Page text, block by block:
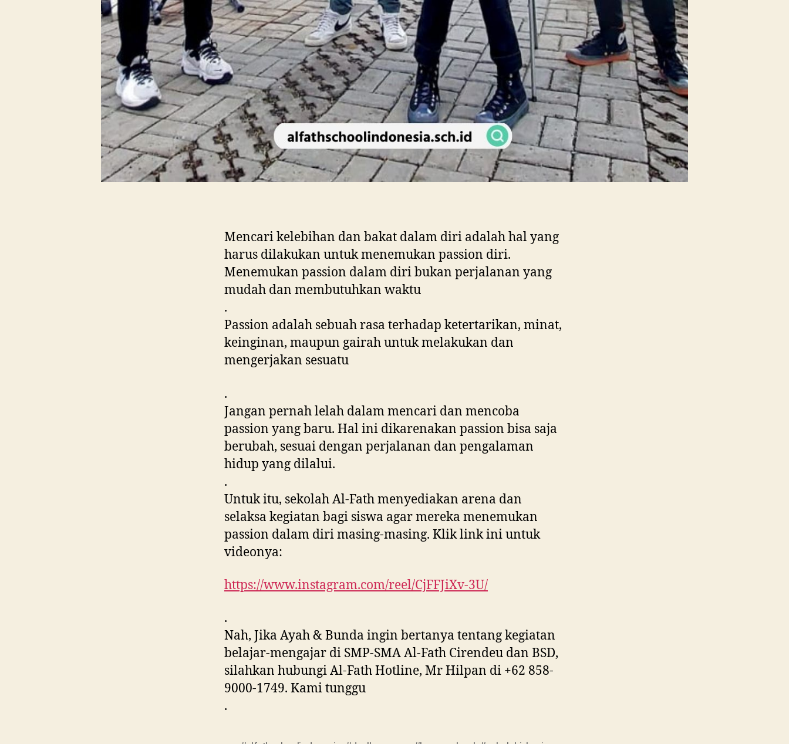
Mencari kelebihan dan bakat dalam diri adalah hal yang
harus dilakukan untuk menemukan passion diri.
Menemukan passion dalam diri bukan perjalanan yang
mudah dan membutuhkan waktu
.
Passion adalah sebuah rasa terhadap ketertarikan, minat,
keinginan, maupun gairah untuk melakukan dan
mengerjakan sesuatu
.
Jangan pernah lelah dalam mencari dan mencoba
passion yang baru. Hal ini dikarenakan passion bisa saja
berubah, sesuai dengan perjalanan dan pengalaman
hidup yang dilalui.
.
Untuk itu, sekolah Al-Fath menyediakan arena dan
selaksa kegiatan bagi siswa agar mereka menemukan
passion dalam diri masing-masing. Klik link ini untuk
videonya:
https://www.instagram.com/reel/CjFFJiXv-3U/
.
Nah, Jika Ayah & Bunda ingin bertanya tentang kegiatan
belajar-mengajar di SMP-SMA Al-Fath Cirendeu dan BSD,
silahkan hubungi Al-Fath Hotline, Mr Hilpan di +62 858-
9000-1749. Kami tunggu
.